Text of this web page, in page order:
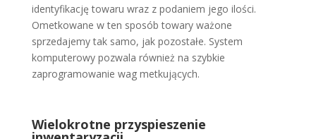
identyfikację towaru wraz z podaniem jego ilości.
Ometkowane w ten sposób towary ważone
sprzedajemy tak samo, jak pozostałe. System
komputerowy pozwala również na szybkie
zaprogramowanie wag metkujących.
Wielokrotne przyspieszenie